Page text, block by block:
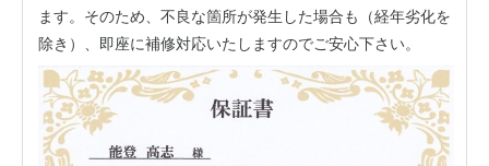
ます。そのため、不良な箇所が発生した場合も（経年劣化を
除き）、即座に補修対応いたしますのでご安心下さい。